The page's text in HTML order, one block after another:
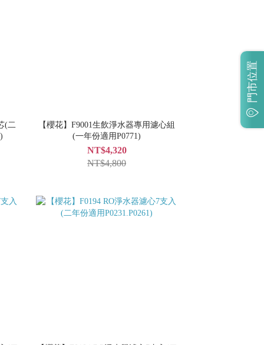
(二
【櫻花】F9001生飲淨水器專用濾心組
(一年份適用P0771)
NT$4,320
NT$4,800
門市位置